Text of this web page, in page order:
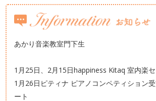
あかり音楽教室門下生
1月25日、2月15日happiness Kitaq 室内楽
1月26日ピティナ ピアノコンペティション
ート